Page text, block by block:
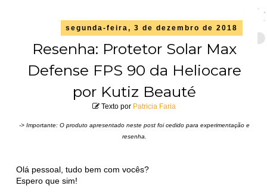
segunda-feira, 3 de dezembro de 2018
Resenha: Protetor Solar Max
Defense FPS 90 da Heliocare
por Kutiz Beauté
Texto por Patricia Faria
-> Importante: O produto apresentado neste post foi cedido para experimentação e
resenha.
Olá pessoal, tudo bem com vocês?
Espero que sim!